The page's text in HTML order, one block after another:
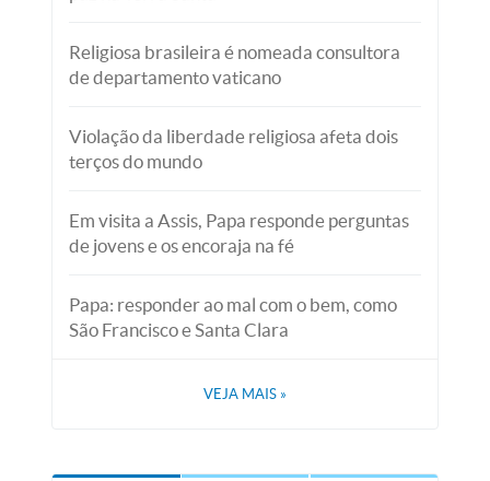
Religiosa brasileira é nomeada consultora
de departamento vaticano
Violação da liberdade religiosa afeta dois
terços do mundo
Em visita a Assis, Papa responde perguntas
de jovens e os encoraja na fé
Papa: responder ao mal com o bem, como
São Francisco e Santa Clara
VEJA MAIS »